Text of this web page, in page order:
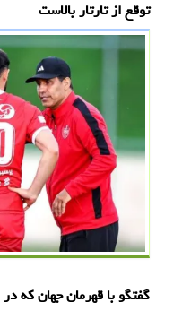
توقع از تارتار بالاست
گفتگو با قهرمان جهان که در